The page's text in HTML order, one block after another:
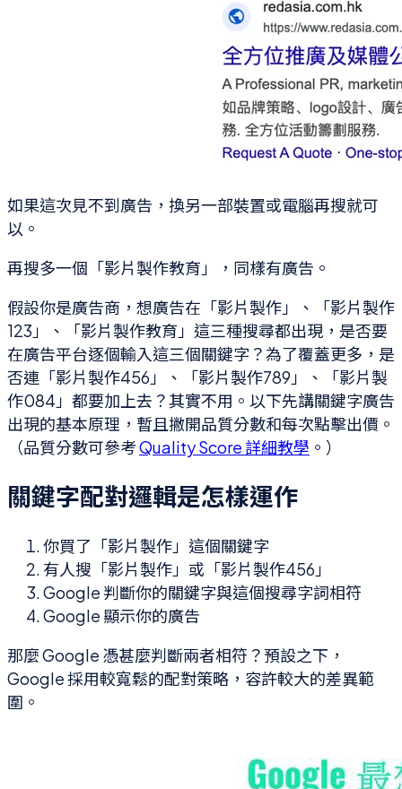
如果這次見不到廣告，換另一部裝置或電腦再搜就可
以。
再搜多一個「影片製作教育」，同樣有廣告。
假設你是廣告商，想廣告在「影片製作」、「影片製作
123」、「影片製作教育」這三種搜尋都出現，是否要
在廣告平台逐個輸入這三個關鍵字？為了覆蓋更多，是
否連「影片製作456」、「影片製作789」、「影片製
作084」都要加上去？其實不用。以下先講關鍵字廣告
出現的基本原理，暫且撇開品質分數和每次點擊出價。
（品質分數可參考Quality Score 詳細教學 。）
關鍵字配對邏輯是怎樣運作
你買了「影片製作」這個關鍵字
有人搜「影片製作」或「影片製作456」
Google 判斷你的關鍵字與這個搜尋字詞相符
Google 顯示你的廣告
那麼 Google 憑甚麼判斷兩者相符？預設之下，
Google 採用較寬鬆的配對策略，容許較大的差異範
圍。